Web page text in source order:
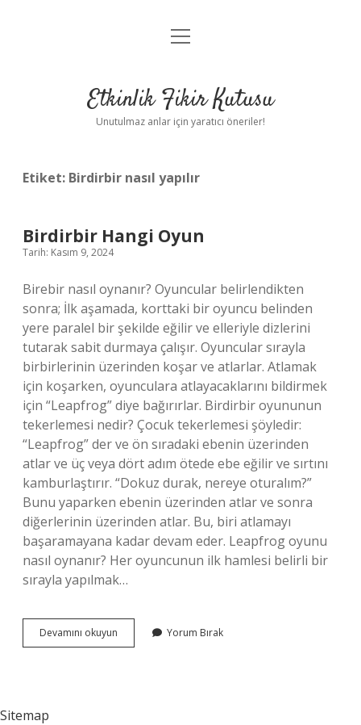
Anasayfa
Yasal Uyarı
menüyü
Etkinlik Fikir Kutusu
Unutulmaz anlar için yaratıcı öneriler!
Etiket: Birdirbir nasıl yapılır
Birdirbir Hangi Oyun
Tarih: Kasım 9, 2024
Birebir nasıl oynanır? Oyuncular belirlendikten
sonra; İlk aşamada, korttaki bir oyuncu belinden
yere paralel bir şekilde eğilir ve elleriyle dizlerini
tutarak sabit durmaya çalışır. Oyuncular sırayla
birbirlerinin üzerinden koşar ve atlarlar. Atlamak
için koşarken, oyunculara atlayacaklarını bildirmek
için “Leapfrog” diye bağırırlar. Birdirbir oyununun
tekerlemesi nedir? Çocuk tekerlemesi şöyledir:
“Leapfrog” der ve ön sıradaki ebenin üzerinden
atlar ve üç veya dört adım ötede ebe eğilir ve sırtını
kamburlaştırır. “Dokuz durak, nereye oturalım?”
Bunu yaparken ebenin üzerinden atlar ve sonra
diğerlerinin üzerinden atlar. Bu, biri atlamayı
başaramayana kadar devam eder. Leapfrog oyunu
nasıl oynanır? Her oyuncunun ilk hamlesi belirli bir
sırayla yapılmak…
Devamını okuyun Birdirbir
Hangi
Yorum Bırak
Sitemap